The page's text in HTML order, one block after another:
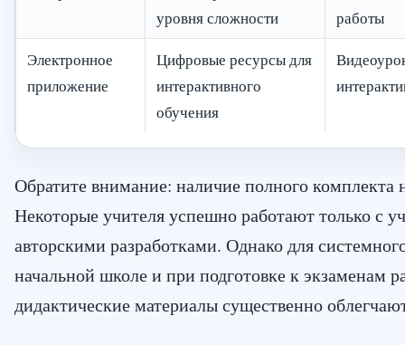
уровня сложности
работы
Электронное
приложение
Цифровые ресурсы для
интерактивного
обучения
Обратите внимание: наличие полного комплекта
Некоторые учителя успешно работают только с
авторскими разработками. Однако для
начальной школе и при подготовке к экзаменам
дидактические материалы существенно